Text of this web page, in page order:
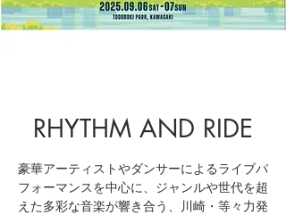
RHYTHM AND RIDE
豪華アーティストやダンサーによるライブパ
フォーマンスを中心に、ジャンルや世代を超
えた多彩な音楽が響き合う、川崎・等々力発